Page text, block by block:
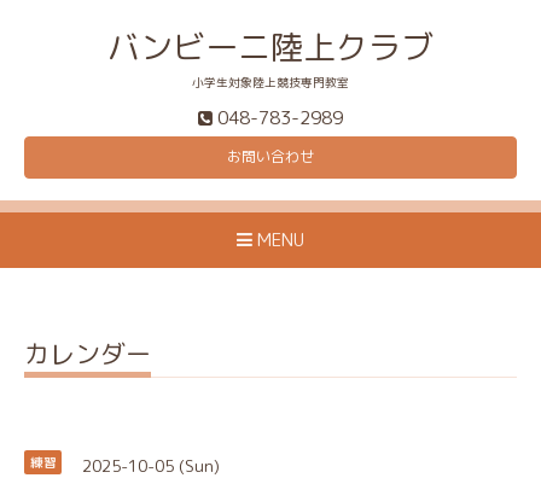
バンビーニ陸上クラブ
小学生対象陸上競技専門教室
048-783-2989
お問い合わせ
MENU
カレンダー
練習 2025-10-05 (Sun)